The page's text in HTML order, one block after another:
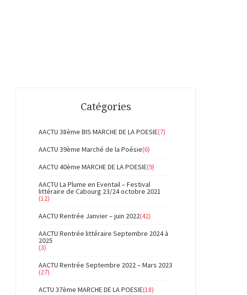
Catégories
AACTU 38ème BIS MARCHE DE LA POESIE(7)
AACTU 39ème Marché de la Poésie(6)
AACTU 40ème MARCHE DE LA POESIE(9)
AACTU La Plume en Eventail – Festival
littéraire de Cabourg 23/24 octobre 2021
(12)
AACTU Rentrée Janvier – juin 2022(42)
AACTU Rentrée littéraire Septembre 2024 à
2025
(3)
AACTU Rentrée Septembre 2022 – Mars 2023
(27)
ACTU 37ème MARCHE DE LA POESIE(18)